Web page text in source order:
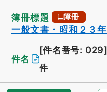
簿冊標題 簿冊
一般文書・昭和２３年
件名
[件名番号: 029]
件